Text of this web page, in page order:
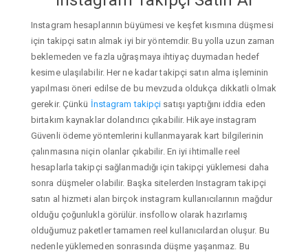
Instagram hesaplarının büyümesi ve keşfet kısmına düşmesi
için takipçi satın almak iyi bir yöntemdir. Bu yolla uzun zaman
beklemeden ve fazla uğraşmaya ihtiyaç duymadan hedef
kesime ulaşılabilir. Her ne kadar takipçi satın alma işleminin
yapılması öneri edilse de bu mevzuda oldukça dikkatli olmak
gerekir. Çünkü İnstagram takipçi satışı yaptığını iddia eden
birtakım kaynaklar dolandırıcı çıkabilir. Hikaye instagram
Güvenli ödeme yöntemlerini kullanmayarak kart bilgilerinin
çalınmasına niçin olanlar çıkabilir. En iyi ihtimalle reel
hesaplarla takipçi sağlanmadığı için takipçi yüklemesi daha
sonra düşmeler olabilir. Başka sitelerden Instagram takipçi
satın al hizmeti alan birçok instagram kullanıcılarının mağdur
olduğu çoğunlukla görülür. insfollow olarak hazırlamış
olduğumuz paketler tamamen reel kullanıcılardan oluşur. Bu
nedenle yüklemeden sonrasında düşme yaşanmaz. Bu